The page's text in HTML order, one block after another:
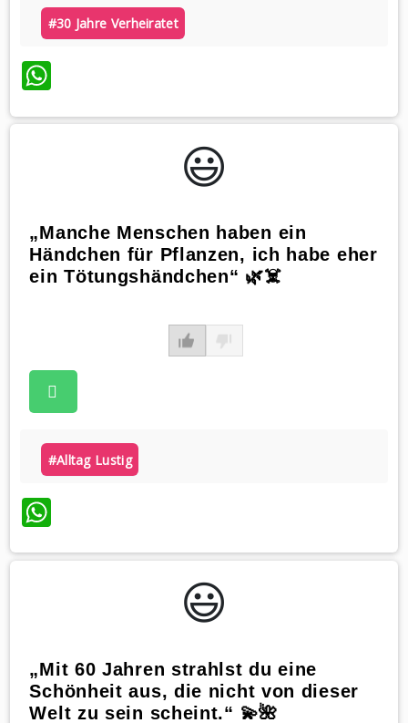
#30 Jahre Verheiratet
WhatsApp
😃️
„Manche Menschen haben ein
Händchen für Pflanzen, ich habe eher
ein Tötungshändchen“ 🌿☠️
#alltag Lustig
WhatsApp
😃️
„Mit 60 Jahren strahlst du eine
Schönheit aus, die nicht von dieser
Welt zu sein scheint.“ 💫🌺